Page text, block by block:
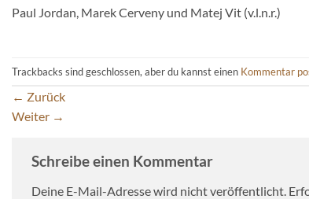
Paul Jordan, Marek Cerveny und Matej Vit (v.l.n.r.)
Trackbacks sind geschlossen, aber du kannst einen Kommentar
← Zurück
Weiter →
Schreibe einen Kommentar
Deine E-Mail-Adresse wird nicht veröffentlicht.